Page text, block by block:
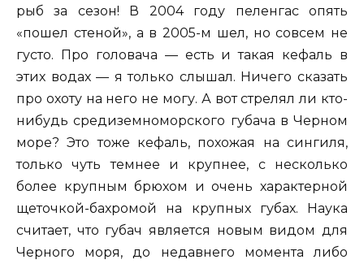
рыб за сезон! В 2004 году пеленгас опять
«пошел стеной», а в 2005-м шел, но совсем не
густо. Про головача — есть и такая кефаль в
этих водах — я только слышал. Ничего сказать
про охоту на него не могу. А вот стрелял ли кто-
нибудь средиземноморского губача в Черном
море? Это тоже кефаль, похожая на сингиля,
только чуть темнее и крупнее, с несколько
более крупным брюхом и очень характерной
щеточкой-бахромой на крупных губах. Наука
считает, что губач является новым видом для
Черного моря, до недавнего момента либо